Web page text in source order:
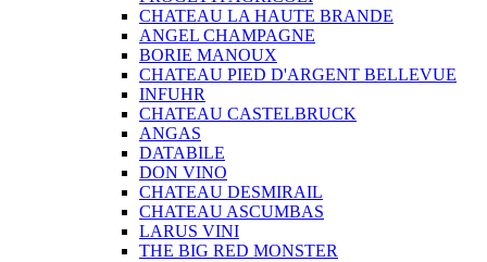
CHATEAU LA HAUTE BRANDE
ANGEL CHAMPAGNE
BORIE MANOUX
CHATEAU PIED D'ARGENT BELLEVUE
INFUHR
CHATEAU CASTELBRUCK
ANGAS
DATABILE
DON VINO
CHATEAU DESMIRAIL
CHATEAU ASCUMBAS
LARUS VINI
THE BIG RED MONSTER